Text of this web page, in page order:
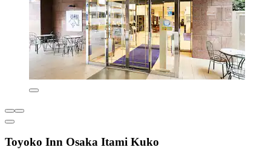
Toyoko Inn Osaka Itami Kuko